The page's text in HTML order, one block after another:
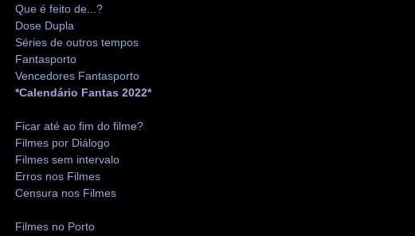
Que é feito de...?
Dose Dupla
Séries de outros tempos
Fantasporto
Vencedores Fantasporto
*Calendário Fantas 2022*
Ficar até ao fim do filme?
Filmes por Diálogo
Filmes sem intervalo
Erros nos Filmes
Censura nos Filmes
Filmes no Porto